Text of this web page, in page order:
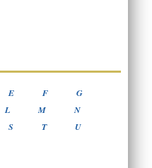
E F
G
L M
N
S T
U